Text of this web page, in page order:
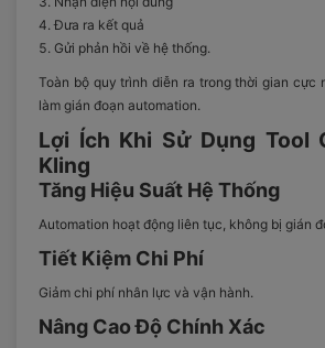
Đưa ra kết quả
Gửi phản hồi về hệ thống.
Toàn bộ quy trình diễn ra trong thời gian cực
làm gián đoạn automation.
Lợi Ích Khi Sử Dụng Tool
Kling
Tăng Hiệu Suất Hệ Thống
Automation hoạt động liên tục, không bị gián
Tiết Kiệm Chi Phí
Giảm chi phí nhân lực và vận hành.
Nâng Cao Độ Chính Xác